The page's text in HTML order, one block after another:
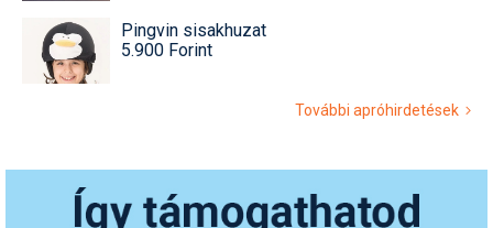
Pingvin sisakhuzat
5.900 Forint
További apróhirdetések